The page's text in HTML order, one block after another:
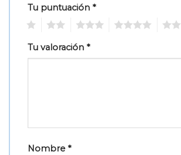
Tu puntuación *
Tu valoración *
Nombre *